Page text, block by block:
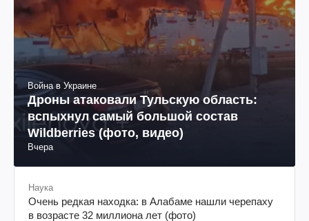
Война в Украине
Дроны атаковали Тульскую область:
вспыхнул самый большой состав
Wildberries (фото, видео)
Наука
Очень редкая находка: в Алабаме нашли черепаху